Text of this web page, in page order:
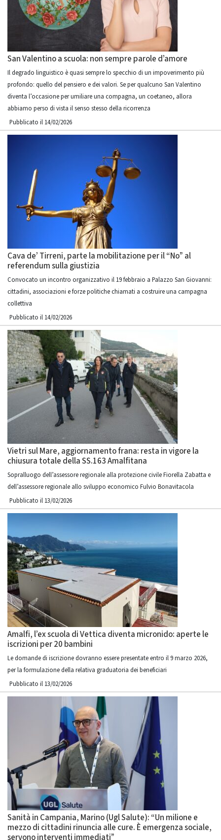
San Valentino a scuola: non sempre parole d’amore
Il degrado linguistico è quasi sempre lo specchio di un impoverimento più
profondo: quello del pensiero e dei valori. Se per qualcuno San Valentino
diventa l’occasione per umiliare una compagna, un coetaneo, allora
abbiamo perso di vista il senso stesso della ricorrenza
Pubblicato il 14/02/2026
Cava de’ Tirreni, parte la mobilitazione per il “No” al
referendum sulla giustizia
Convocato un incontro organizzativo il 19 febbraio a Palazzo San Giovanni:
cittadini, associazioni e forze politiche chiamati a costruire una campagna
collettiva
Pubblicato il 14/02/2026
Vietri sul Mare, aggiornamento frana: resta in vigore la
chiusura totale della SS.163 Amalfitana
Sopralluogo dell’assessore regionale alla protezione civile Fiorella Zabatta e
dell’assessore regionale allo sviluppo economico Fulvio Bonavitacola
Pubblicato il 13/02/2026
Amalfi, l’ex scuola di Vettica diventa micronido: aperte le
iscrizioni per 20 bambini
Le domande di iscrizione dovranno essere presentate entro il 9 marzo 2026,
per la formulazione della relativa graduatoria dei beneficiari
Pubblicato il 13/02/2026
Sanità in Campania, Marino (Ugl Salute): “Un milione e
mezzo di cittadini rinuncia alle cure. È emergenza sociale,
servono interventi immediati”